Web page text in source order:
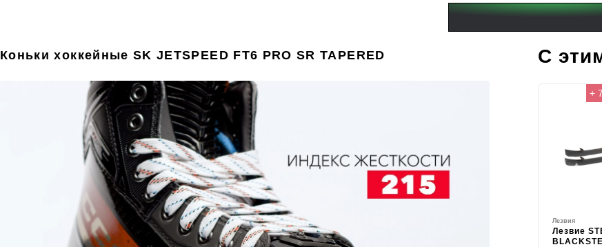
Коньки хоккейные SK JETSPEED FT6 PRO SR TAPERED С
+
Лезвия
Лезвие